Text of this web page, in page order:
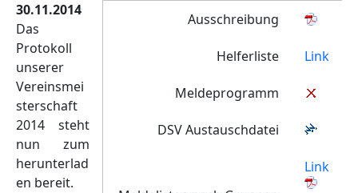
Ausschreibung
Helferliste Link
Meldeprogramm
DSV Austauschdatei
Link
30.11.2014
Das
Protokoll
unserer
Vereinsmei
sterschaft
2014 steht
nun zum
herunterlad
en bereit.